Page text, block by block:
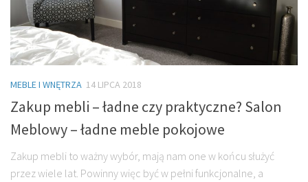
MEBLE I WNĘTRZA 14 LIPCA 2018
Zakup mebli – ładne czy praktyczne? Salon
Meblowy – ładne meble pokojowe
Zakup mebli to ważny wybór, mają nam one w końcu służyć
przez wiele lat. Powinny więc być w pełni funkcjonalne, a